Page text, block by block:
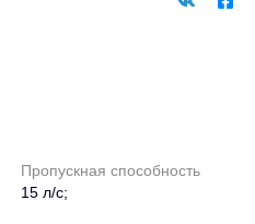
Пропускная способность
15 л/с;